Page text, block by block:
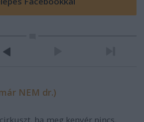
NEM dr.)